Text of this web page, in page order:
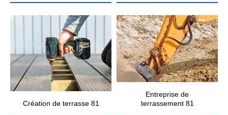
Création de terrasse 81
Entreprise de
terrassement 81